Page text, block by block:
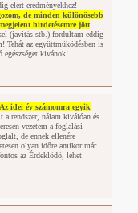
elért eredményekhez!
de minden különösebb
hirdetésemre jött
(javitás stb.) fordultam eddig
Tehát az együttmüködésben is
kivánok!
Az idei év számomra egyik
a rendszer, nálam kiválóan és
vezetem a foglalási
de ennek ellenére
olyan időre amikor már
az Érdeklődő, lehet